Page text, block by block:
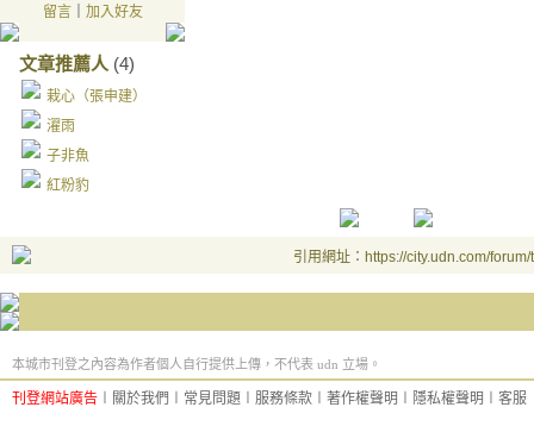
留言｜ 加入好友
文章推薦人 (4)
栽心（張申建）
濯雨
子非魚
紅粉豹
引用網址：https://city.udn.com/
本城市刊登之內容為作者個人自行提供上傳，不代表 udn 立場。
刊登網站廣告 關於我們 常見問題 服務條款 著作權聲明 隱私權聲明 客服